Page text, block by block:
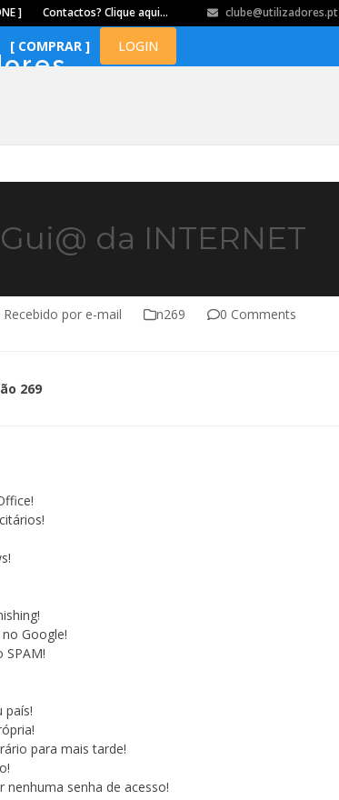
] Contactos? Clique aqui… clube@utilizadores.pt
[ COMPRAR ] LOGIN
da INTERNET
por e-mail n269 0 Comments
269
Google!
SPAM!
país!
para mais tarde!
senha de acesso!